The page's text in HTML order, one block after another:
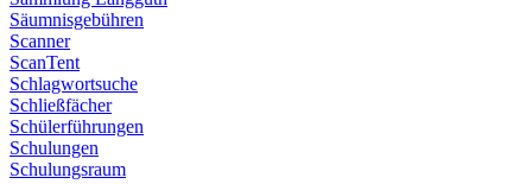
Säumnisgebühren
Scanner
ScanTent
Schlagwortsuche
Schließfächer
Schülerführungen
Schulungen
Schulungsraum